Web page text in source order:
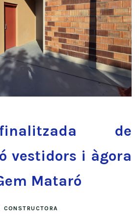
de
vestidors i àgora
Mataró
CONSTRUCTORA